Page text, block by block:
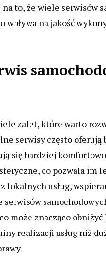
to, że wiele serwisów
na jakość
zalet, które warto
serwisy często oferują
się bardziej
co pozwala im
lokalnych usług,
serwisów
może znacząco
realizacji usług niż